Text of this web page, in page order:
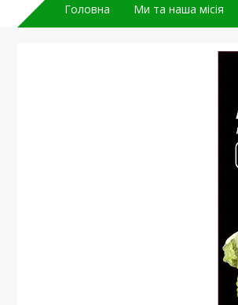
Головна Ми та наша місія